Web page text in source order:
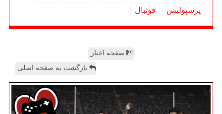
پرسپولیس
فوتبال
صفحه اخبار
بازگشت به صفحه اصلی